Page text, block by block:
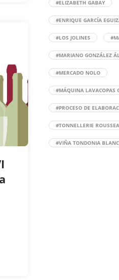
#ELIZABETH GABAY
#ENRIQUE GARCÍA
#LOS JOLINES
#MARIANO GONZÁLEZ
#MERCADO NOLO
#MÁQUINA LAVACOPAS
#PROCESO DE
#TONNELLERIE
#VIÑA TONDONIA